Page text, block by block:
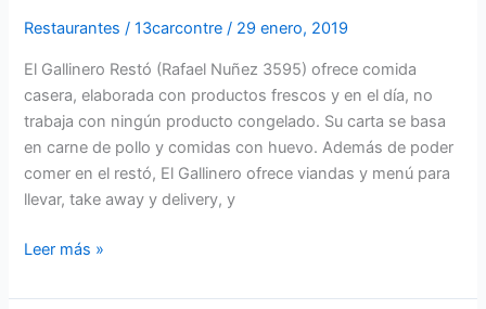
Restaurantes /13carcontre/ 29 enero, 2019
El Gallinero Restó (Rafael Nuñez 3595) ofrece comida
casera, elaborada con productos frescos y en el día, no
trabaja con ningún producto congelado. Su carta se basa
en carne de pollo y comidas con huevo. Además de poder
comer en el restó, El Gallinero ofrece viandas y menú para
llevar, take away y delivery, y
Leer más »